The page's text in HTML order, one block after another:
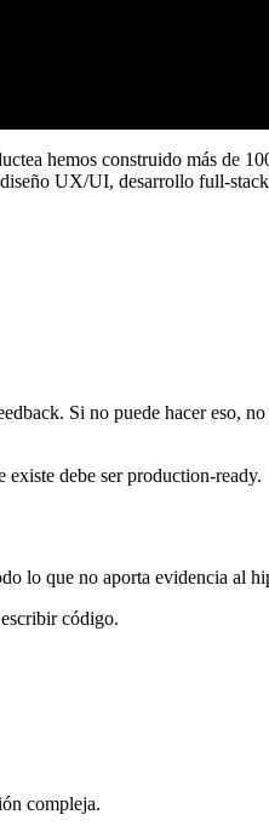
hemos construido más de
UX/UI, desarrollo full-
Si no puede hacer eso,
debe ser production-ready.
lo que no aporta evidencia al
código.
compleja.